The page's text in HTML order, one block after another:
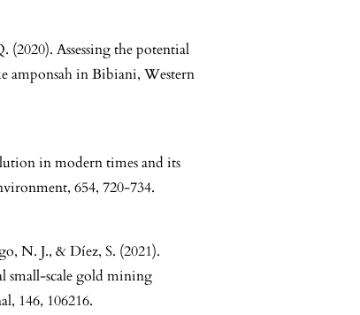
Assessing the potential
amponsah in Bibiani, Western
in modern times and its
654, 720-734.
N. J., & Díez, S. (2021).
small-scale gold mining
146, 106216.